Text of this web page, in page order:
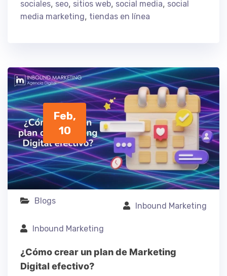
sociales, seo, sitios web, social media, social
media marketing, tiendas en línea
Feb,
10
Blogs
Inbound Marketing
Inbound Marketing
¿Cómo crear un plan de Marketing
Digital efectivo?